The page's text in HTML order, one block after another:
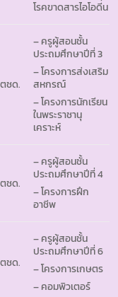
โรคขาดสารไอโอดีน
ชด.
– ครูผู้สอนชั้น
ประถมศึกษาปีที่ 3
– โครงการส่งเสริม
สหกรณ์
– โครงการนักเรียน
ในพระราชานุ
เคราะห์
ชด.
– ครูผู้สอนชั้น
ประถมศึกษาปีที่ 4
– โครงการฝึก
อาชีพ
ชด.
– ครูผู้สอนชั้น
ประถมศึกษาปีที่ 6
– โครงการเกษตร
– คอมพิวเตอร์